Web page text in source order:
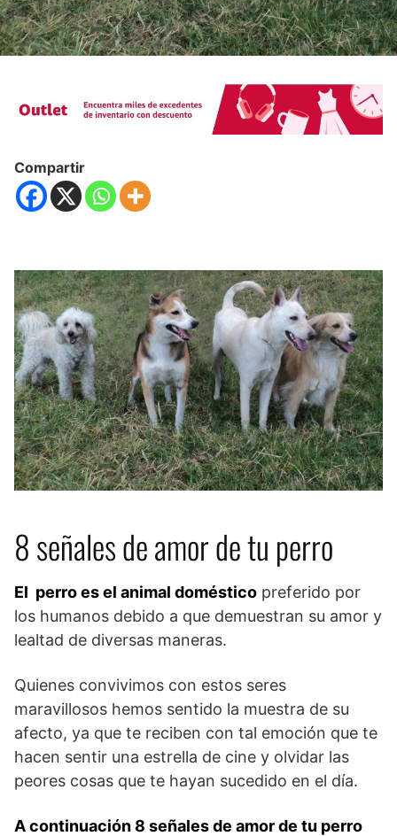
Compartir
8 señales de amor de tu perro
El perro es el animal doméstico preferido por
los humanos debido a que demuestran su amor y
lealtad de diversas maneras.
Quienes convivimos con estos seres
maravillosos hemos sentido la muestra de su
afecto, ya que te reciben con tal emoción que te
hacen sentir una estrella de cine y olvidar las
peores cosas que te hayan sucedido en el día.
A continuación 8 señales de amor de tu perro